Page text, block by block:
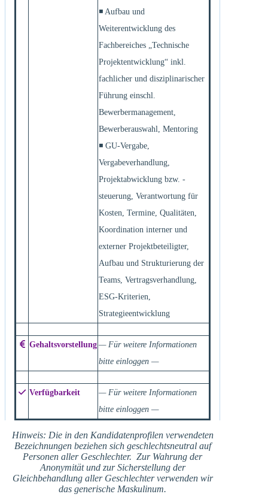
◾ Aufbau und
Weiterentwicklung des
Fachbereiches „Technische
Projektentwicklung“ inkl.
fachlicher und disziplinarischer
Führung einschl.
Bewerbermanagement,
Bewerberauswahl, Mentoring
◾ GU-Vergabe,
Vergabeverhandlung,
Projektabwicklung bzw. -
steuerung, Verantwortung für
Kosten, Termine, Qualitäten,
Koordination interner und
externer Projektbeteiligter,
Aufbau und Strukturierung der
Teams, Vertragsverhandlung,
ESG-Kriterien,
Strategieentwicklung
Gehaltsvorstellung — Für weitere Informationen
bitte einloggen —
Verfügbarkeit
— Für weitere Informationen
bitte einloggen —
Hinweis: Die in den Kandidatenprofilen verwendeten
Bezeichnungen beziehen sich geschlechtsneutral auf
Personen aller Geschlechter. Zur Wahrung der
Anonymität und zur Sicherstellung der
Gleichbehandlung aller Geschlechter verwenden wir
das generische Maskulinum.